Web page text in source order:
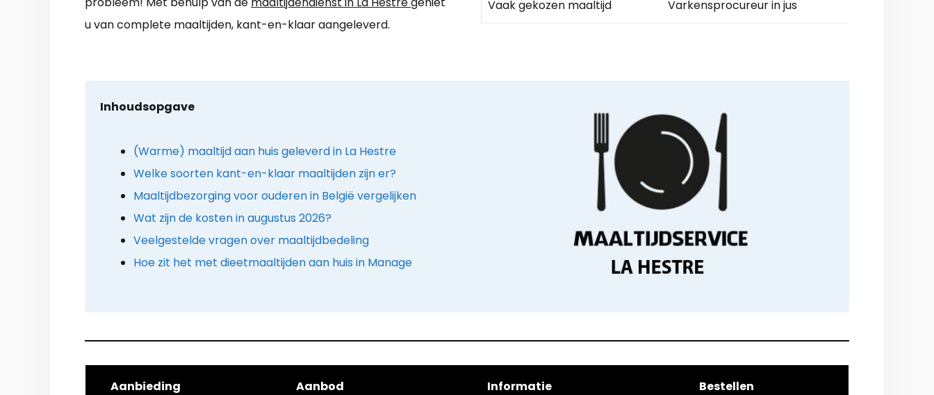
u van complete maaltijden, kant-en-klaar aangeleverd.
Vaak gekozen maaltijd Varkensprocureur in jus
Inhoudsopgave
(Warme) maaltijd aan huis geleverd in La Hestre
Welke soorten kant-en-klaar maaltijden zijn er?
Maaltijdbezorging voor ouderen in België vergelijken
Wat zijn de kosten in augustus 2026?
Veelgestelde vragen over maaltijdbedeling
Hoe zit het met dieetmaaltijden aan huis in Manage
Aanbieding Aanbod Informatie Bestellen